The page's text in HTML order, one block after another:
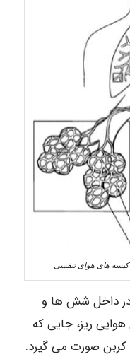
کیسه های هوای تنفسی
در داخل شش ها و
ریز، جایی که
کربن صورت می گیرد.